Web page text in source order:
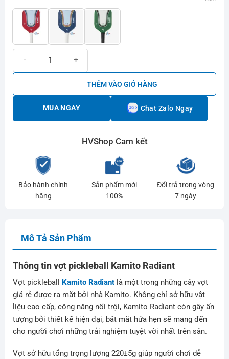
THÊM VÀO GIỎ HÀNG
MUA NGAY Chat Zalo Ngay
HVShop Cam kết
Bảo hành chính
hãng
Sản phẩm mới
100%
Đổi trả trong vòng
7 ngày
Mô Tả Sản Phẩm
Thông tin vợt pickleball Kamito Radiant
Vợt pickleball Kamito Radiantlà một trong những cây vợt
giá rẻ được ra mắt bởi nhà Kamito. Không chỉ sở hữu vật
liệu cao cấp, công năng nổi trội, Kamito Radiant còn gây ấn
tượng bởi thiết kế hiện đại, bắt mắt hứa hẹn sẽ mang đến
cho người chơi những trải nghiệm tuyệt vời nhất trên sân.
Vợt sở hữu tổng trọng lượng 220±5g giúp người chơi dễ